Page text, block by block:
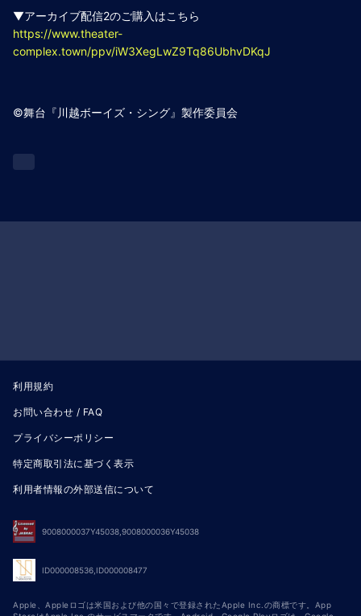
▼アーカイブ配信2のご購入はこちら
https://www.theater-
complex.town/ppv/iW3XegLwZ9Tq86UbhvDKqJ
©舞台『川越ボーイズ・シング』製作委員会
利用規約
お問い合わせ / FAQ
プライバシーポリシー
特定商取引法に基づく表示
利用者情報の外部送信について
9008000037Y45038,9008000036Y45038
ID000008536,ID000008477
Apple、Appleロゴは米国および他の国々で登録されたApple Inc.の商標です。App